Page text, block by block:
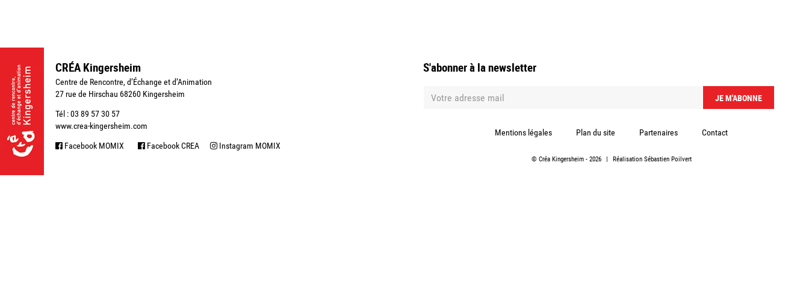
CRÉA Kingersheim
Centre de Rencontre, d’Échange et d’Animation
27 rue de Hirschau 68260 Kingersheim
Tél : 03 89 57 30 57
www.crea-kingersheim.com
Facebook MOMIX Facebook CREA Instagram MOMIX
S'abonner à la newsletter
Mentions légales Plan du site Partenaires Contact
© Créa Kingersheim- 2026 Réalisation Sébastien Poilvert